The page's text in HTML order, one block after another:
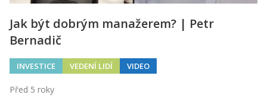
Jak být dobrým manažerem? | Petr
Bernadič
INVESTICE VEDENÍ LIDÍ VIDEO
Před 5 roky